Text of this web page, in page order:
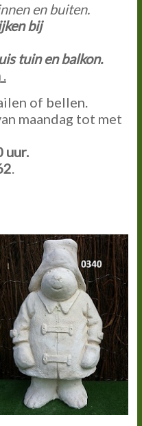
en buiten.
bij
tuin en balkon.
.
of bellen.
maandag tot met
uur.
.